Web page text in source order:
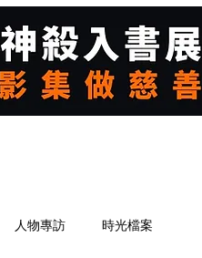
人物專訪 時光檔案